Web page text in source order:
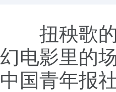
扭秧歌的
幻电影里的
中国青年报